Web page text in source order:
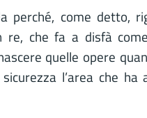
come detto,
re, che fa a disfà
quelle opere
l’area che ha